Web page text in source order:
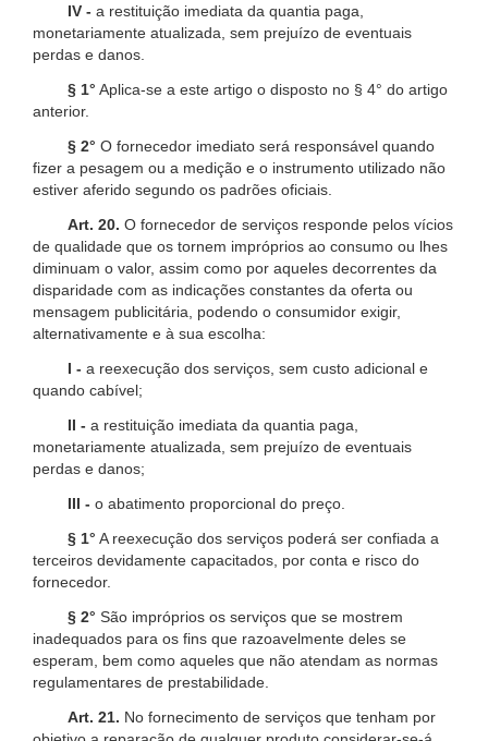
IV - a restituição imediata da quantia paga,
monetariamente atualizada, sem prejuízo de eventuais
perdas e danos.
§ 1° Aplica-se a este artigo o disposto no § 4° do artigo
anterior.
§ 2° O fornecedor imediato será responsável quando
fizer a pesagem ou a medição e o instrumento utilizado não
estiver aferido segundo os padrões oficiais.
Art. 20. O fornecedor de serviços responde pelos vícios
de qualidade que os tornem impróprios ao consumo ou lhes
diminuam o valor, assim como por aqueles decorrentes da
disparidade com as indicações constantes da oferta ou
mensagem publicitária, podendo o consumidor exigir,
alternativamente e à sua escolha:
I - a reexecução dos serviços, sem custo adicional e
quando cabível;
II - a restituição imediata da quantia paga,
monetariamente atualizada, sem prejuízo de eventuais
perdas e danos;
III - o abatimento proporcional do preço.
§ 1° A reexecução dos serviços poderá ser confiada a
terceiros devidamente capacitados, por conta e risco do
fornecedor.
§ 2° São impróprios os serviços que se mostrem
inadequados para os fins que razoavelmente deles se
esperam, bem como aqueles que não atendam as normas
regulamentares de prestabilidade.
Art. 21. No fornecimento de serviços que tenham por